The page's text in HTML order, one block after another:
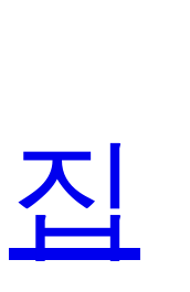
집